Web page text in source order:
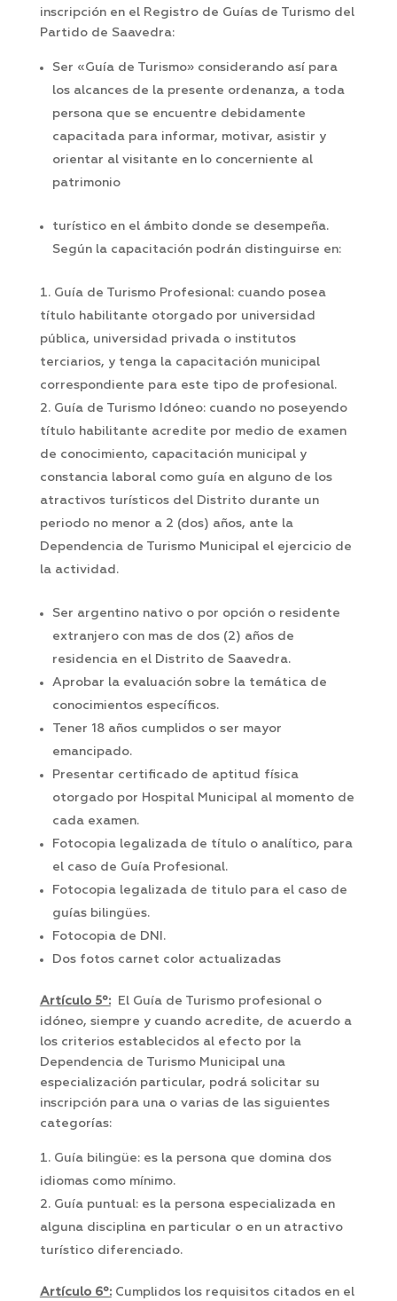
inscripción en el Registro de Guías de Turismo del
Partido de Saavedra:
Ser «Guía de Turismo» considerando así para
los alcances de la presente ordenanza, a toda
persona que se encuentre debidamente
capacitada para informar, motivar, asistir y
orientar al visitante en lo concerniente al
patrimonio
turístico en el ámbito donde se desempeña.
Según la capacitación podrán distinguirse en:
Guía de Turismo Profesional: cuando posea
título habilitante otorgado por universidad
pública, universidad privada o institutos
terciarios, y tenga la capacitación municipal
correspondiente para este tipo de profesional.
Guía de Turismo Idóneo: cuando no poseyendo
título habilitante acredite por medio de examen
de conocimiento, capacitación municipal y
constancia laboral como guía en alguno de los
atractivos turísticos del Distrito durante un
periodo no menor a 2 (dos) años, ante la
Dependencia de Turismo Municipal el ejercicio de
la actividad.
Ser argentino nativo o por opción o residente
extranjero con mas de dos (2) años de
residencia en el Distrito de Saavedra.
Aprobar la evaluación sobre la temática de
conocimientos específicos.
Tener 18 años cumplidos o ser mayor
emancipado.
Presentar certificado de aptitud física
otorgado por Hospital Municipal al momento de
cada examen.
Fotocopia legalizada de título o analítico, para
el caso de Guía Profesional.
Fotocopia legalizada de titulo para el caso de
guías bilingües.
Fotocopia de DNI.
Dos fotos carnet color actualizadas
Artículo 5º:El Guía de Turismo profesional o
idóneo, siempre y cuando acredite, de acuerdo a
los criterios establecidos al efecto por la
Dependencia de Turismo Municipal una
especialización particular, podrá solicitar su
inscripción para una o varias de las siguientes
categorías:
Guía bilingüe: es la persona que domina dos
idiomas como mínimo.
Guía puntual: es la persona especializada en
alguna disciplina en particular o en un atractivo
turístico diferenciado.
Artículo 6º:Cumplidos los requisitos citados en el